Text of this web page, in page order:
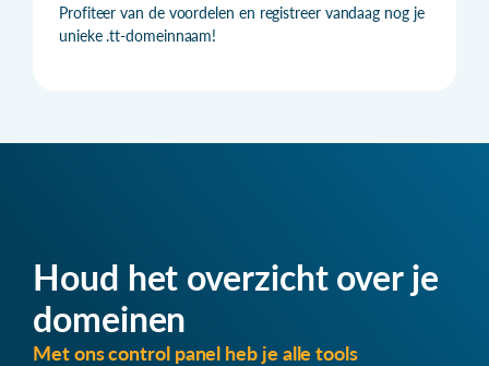
Profiteer van de voordelen en registreer vandaag nog je
unieke .tt-domeinnaam!
Houd het overzicht over je
domeinen
Met ons control panel heb je alle tools